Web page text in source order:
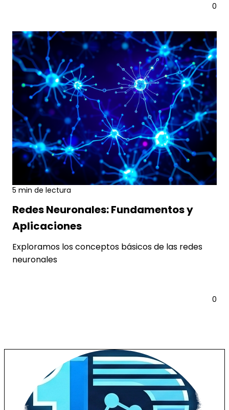
0
cienciadedatos
9 AGO., 2026
5 min de lectura
Redes Neuronales: Fundamentos y
Aplicaciones
Exploramos los conceptos básicos de las redes
neuronales
0